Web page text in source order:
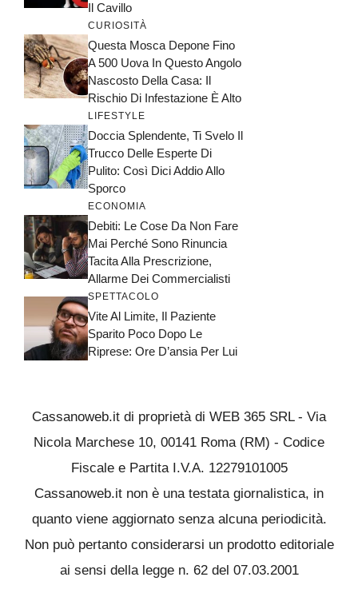
Il Cavillo
CURIOSITÀ
Questa Mosca Depone Fino
A 500 Uova In Questo Angolo
Nascosto Della Casa: Il
Rischio Di Infestazione È Alto
LIFESTYLE
Doccia Splendente, Ti Svelo Il
Trucco Delle Esperte Di
Pulito: Così Dici Addio Allo
Sporco
ECONOMIA
Debiti: Le Cose Da Non Fare
Mai Perché Sono Rinuncia
Tacita Alla Prescrizione,
Allarme Dei Commercialisti
SPETTACOLO
Vite Al Limite, Il Paziente
Sparito Poco Dopo Le
Riprese: Ore D’ansia Per Lui
Cassanoweb.it di proprietà di WEB 365 SRL - Via
Nicola Marchese 10, 00141 Roma (RM) - Codice
Fiscale e Partita I.V.A. 12279101005
Cassanoweb.it non è una testata giornalistica, in
quanto viene aggiornato senza alcuna periodicità.
Non può pertanto considerarsi un prodotto editoriale
ai sensi della legge n. 62 del 07.03.2001